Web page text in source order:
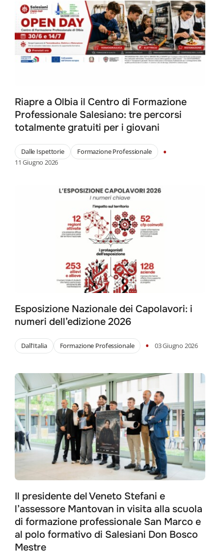
Riapre a Olbia il Centro di Formazione
Professionale Salesiano: tre percorsi
totalmente gratuiti per i giovani
Dalle Ispettorie Formazione Professionale •
11 Giugno 2026
Esposizione Nazionale dei Capolavori: i
numeri dell’edizione 2026
Dall'Italia Formazione Professionale • 03 Giugno 2026
Il presidente del Veneto Stefani e
l’assessore Mantovan in visita alla scuola
di formazione professionale San Marco e
al polo formativo di Salesiani Don Bosco
Mestre